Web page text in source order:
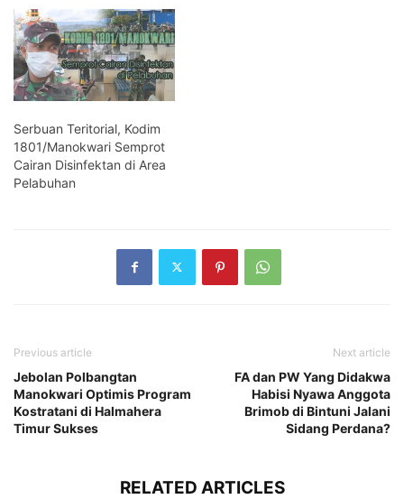
Serbuan Teritorial, Kodim
1801/Manokwari Semprot
Cairan Disinfektan di Area
Pelabuhan
Previous article
Jebolan Polbangtan
Manokwari Optimis Program
Kostratani di Halmahera
Timur Sukses
Next article
FA dan PW Yang Didakwa
Habisi Nyawa Anggota
Brimob di Bintuni Jalani
Sidang Perdana?
RELATED ARTICLES